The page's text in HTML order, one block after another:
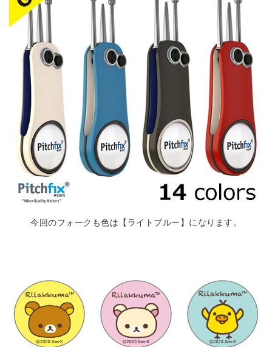
今回のフォークも色は【ライトブルー】になります。